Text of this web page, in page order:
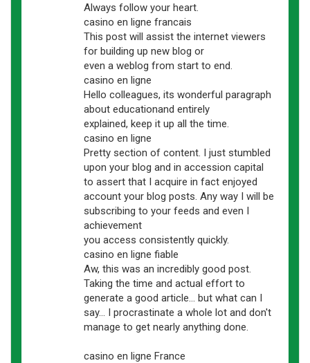
Always follow your heart.
casino en ligne francais
This post will assist the internet viewers
for building up new blog or
even a weblog from start to end.
casino en ligne
Hello colleagues, its wonderful paragraph
about educationand entirely
explained, keep it up all the time.
casino en ligne
Pretty section of content. I just stumbled
upon your blog and in accession capital
to assert that I acquire in fact enjoyed
account your blog posts. Any way I will be
subscribing to your feeds and even I
achievement
you access consistently quickly.
casino en ligne fiable
Aw, this was an incredibly good post.
Taking the time and actual effort to
generate a good article… but what can I
say… I procrastinate a whole lot and don't
manage to get nearly anything done.
casino en ligne France